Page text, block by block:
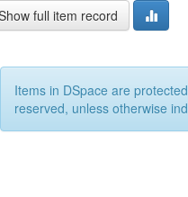
full item record
Items in DSpace are
reserved, unless otherwise